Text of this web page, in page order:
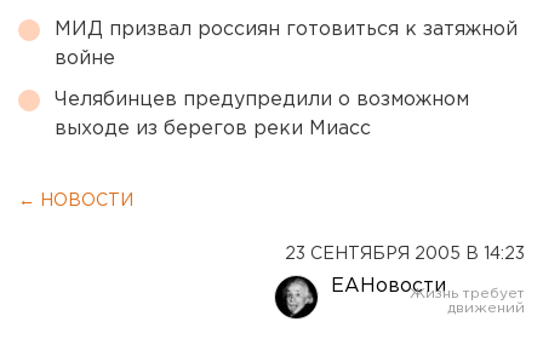
МИД призвал россиян готовиться к затяжной
войне
Челябинцев предупредили о возможном
выходе из берегов реки Миасс
← НОВОСТИ
23 СЕНТЯБРЯ 2005 В 14:23
ЕАНовости